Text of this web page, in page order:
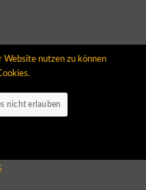
Website nutzen zu können
nicht erlauben